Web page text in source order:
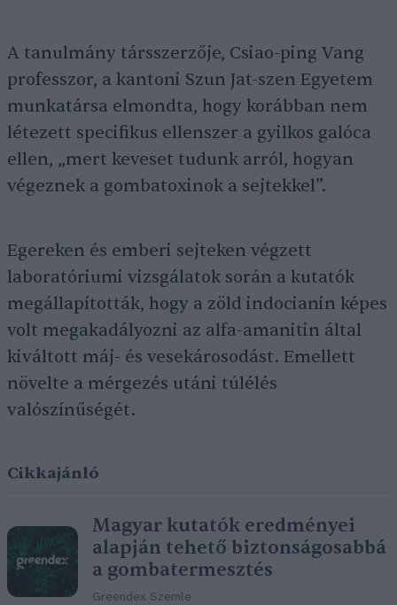
A tanulmány társszerzője, Csiao-ping Vang
professzor, a kantoni Szun Jat-szen Egyetem
munkatársa elmondta, hogy korábban nem
létezett specifikus ellenszer a gyilkos galóca
ellen, „mert keveset tudunk arról, hogyan
végeznek a gombatoxinok a sejtekkel”.
Egereken és emberi sejteken végzett
laboratóriumi vizsgálatok során a kutatók
megállapították, hogy a zöld indocianin képes
volt megakadályozni az alfa-amanitin által
kiváltott máj- és vesekárosodást. Emellett
növelte a mérgezés utáni túlélés
valószínűségét.
Cikkajánló
Magyar kutatók eredményei
alapján tehető biztonságosabbá
a gombatermesztés
Greendex Szemle